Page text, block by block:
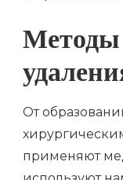
Методы
От
применяют